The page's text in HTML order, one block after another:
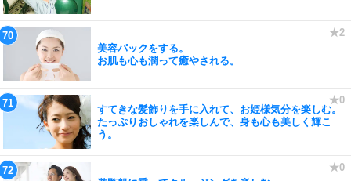
美容パックをする。
お肌も心も潤って癒やされる。
すてきな髪飾りを手に入れて、お姫様気分を楽しむ。
たっぷりおしゃれを楽しんで、身も心も美しく輝こ
う。